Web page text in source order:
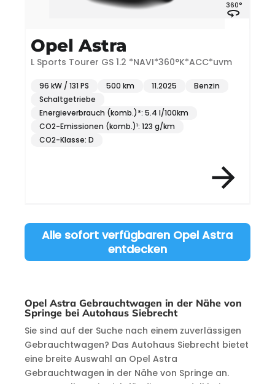
360°
Opel Astra
L Sports Tourer GS 1.2 *NAVI*360°K*ACC*uvm
96 kW / 131 PS 500 km 11.2025
Benzin
Schaltgetriebe
Energieverbrauch (komb.)*: 5.4 l/100km
CO2-Emissionen (komb.)¹: 123 g/km
CO2-Klasse: D
Alle sofort verfügbaren Opel Astra
entdecken
Opel Astra Gebrauchtwagen in der Nähe von
Springe bei Autohaus Siebrecht
Sie sind auf der Suche nach einem zuverlässigen
Gebrauchtwagen? Das Autohaus Siebrecht bietet
eine breite Auswahl an Opel Astra
Gebrauchtwagen in der Nähe von Springe an.